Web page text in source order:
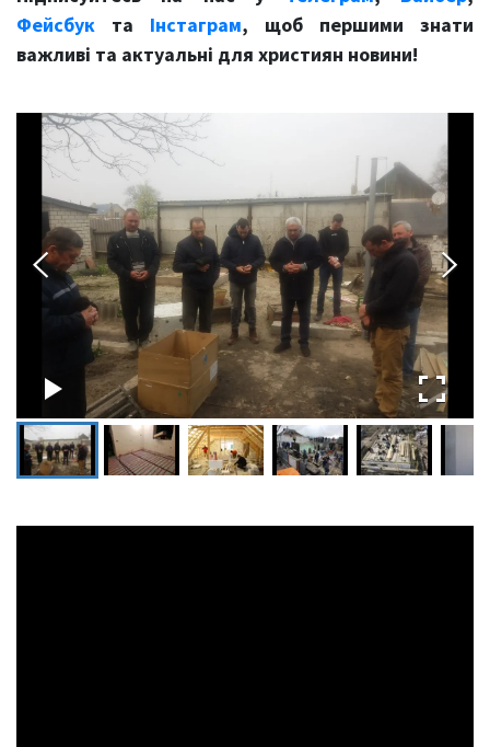
Фейсбук та Інстаграм, щоб першими знати
важливі та актуальні для християн новини!